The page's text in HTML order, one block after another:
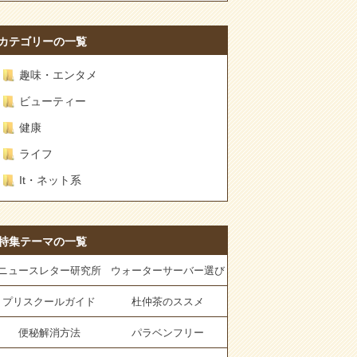
テゴリーの一覧
趣味・エンタメ
ビューティー
健康
ライフ
It・ネット系
集テーマの一覧
ュースレター研究所 ウォーターサーバー選び
プリスクールガイド 杜仲茶のススメ
便秘解消方法 パラベンフリー